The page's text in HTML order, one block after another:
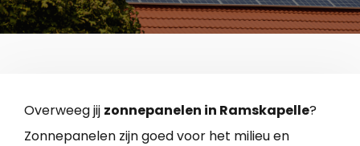
Overweeg jij zonnepanelen in Ramskapelle?
Zonnepanelen zijn goed voor het milieu en